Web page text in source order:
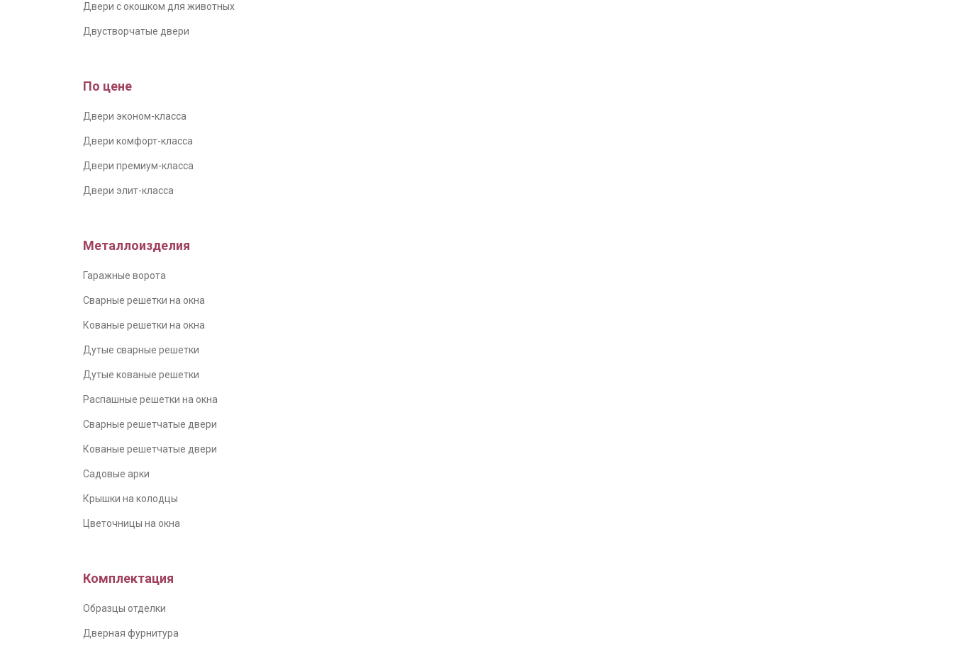
Двери с окошком для животных
Двустворчатые двери
По цене
Двери эконом-класса
Двери комфорт-класса
Двери премиум-класса
Двери элит-класса
Металлоизделия
Гаражные ворота
Сварные решетки на окна
Кованые решетки на окна
Дутые сварные решетки
Дутые кованые решетки
Распашные решетки на окна
Сварные решетчатые двери
Кованые решетчатые двери
Садовые арки
Крышки на колодцы
Цветочницы на окна
Комплектация
Образцы отделки
Дверная фурнитура